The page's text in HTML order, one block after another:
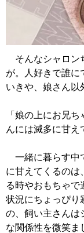
そんなシャロン
が。人好きで誰に
いきや、娘さん以
「娘の上にお兄
んには滅多に甘え
一緒に暮らす中
に甘えてくるのは
る時やおもちゃで
状況にちょっぴり
の、飼い主さんは
な関係性を微笑ま